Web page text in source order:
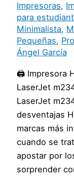
Impresoras,
para
Minimalista,
Pequeñas,
Ángel García
🖨️ Impresora
LaserJet
LaserJet
desventajas
marcas más
cuando se
apostar por
sorprender